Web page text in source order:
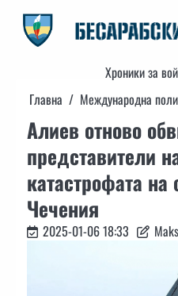
content
Хроники за
Главна
Международна
Алиев отново
представители
катастрофата на
Чечения
2025-01-06 18:33